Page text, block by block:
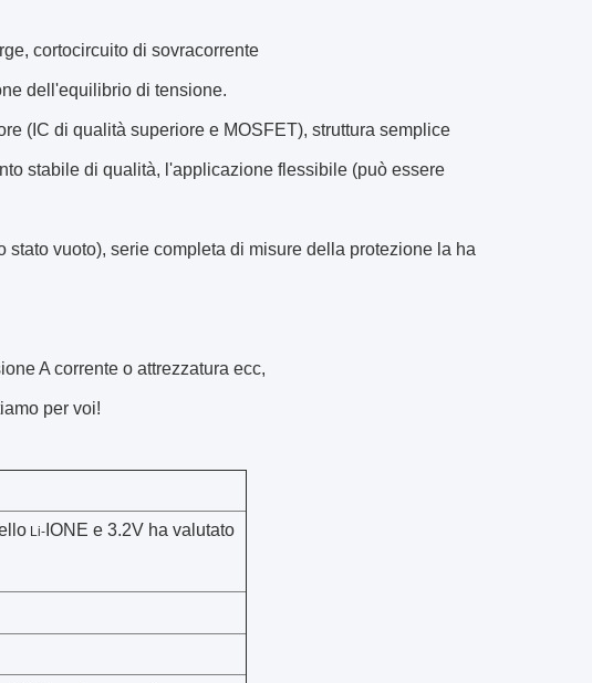
cortocircuito di sovracorrente
dell'equilibrio di tensione.
(IC di qualità superiore e MOSFET), struttura semplice
stabile di qualità, l'applicazione flessibile (può essere
vuoto), serie completa di misure della protezione la ha
A corrente o attrezzatura ecc,
per voi!
Li- IONE e 3.2V ha valutato